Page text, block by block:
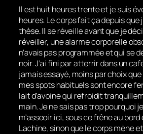
Il est huit heures trente et je suis
heures. Le corps fait ça depuis que
thèse. Il se réveille avant que je
réveiller, une alarme corporelle
n’avais pas programmée et qui se
noir. J’ai fini par atterrir dans un
jamais essayé, moins par choix
mes spots habituels sont encore
lait d’avoine qui refroidit
main. Je ne sais pas trop pourquoi
m’asseoir ici, sous ce frêne au
Lachine, sinon que le corps mène